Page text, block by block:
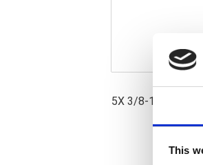
This
5X 3/8-16 X 1 1/